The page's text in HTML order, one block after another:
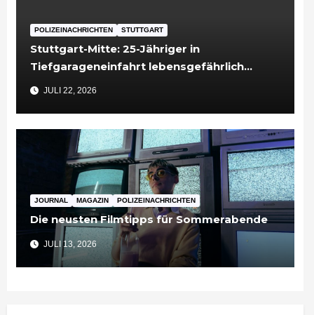
POLIZEINACHRICHTEN STUTTGART
Stuttgart-Mitte: 25-Jähriger in
Tiefgarageneinfahrt lebensgefährlich
verletzt
JULI 22, 2026
JOURNAL MAGAZIN POLIZEINACHRICHTEN
Die neusten Filmtipps für Sommerabende
JULI 13, 2026